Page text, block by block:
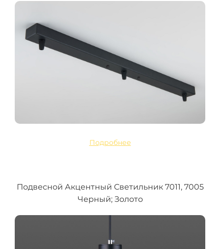
Подробнее
Подвесной Акцентный Светильник 7011, 7005
Черный; Золото